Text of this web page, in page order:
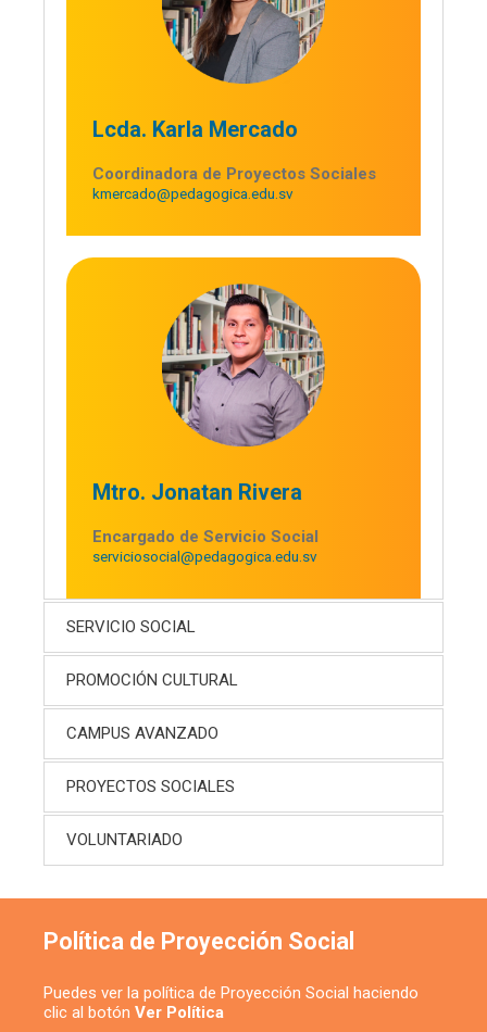
Lcda. Karla Mercado
Coordinadora de Proyectos Sociales
kmercado@pedagogica.edu.sv
Mtro. Jonatan Rivera
Encargado de Servicio Social
serviciosocial@pedagogica.edu.sv
SERVICIO SOCIAL
PROMOCIÓN CULTURAL
CAMPUS AVANZADO
PROYECTOS SOCIALES
VOLUNTARIADO
Política de Proyección Social
Puedes ver la política de Proyección Social haciendo
clic al botón Ver Política